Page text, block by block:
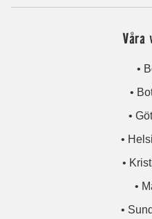
Våra
•
•
•
•
•
•
•